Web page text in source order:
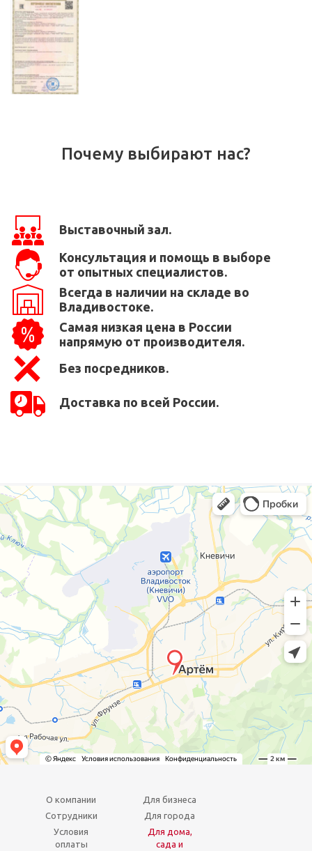
Почему выбирают нас?
Выставочный зал.
Консультация и помощь в выборе
от опытных специалистов.
Всегда в наличии на складе во
Владивостоке.
Самая низкая цена в России
напрямую от производителя.
Без посредников.
Доставка по всей России.
О компании
Сотрудники
Условия
оплаты
Для бизнеса
Для города
Для дома,
сада и